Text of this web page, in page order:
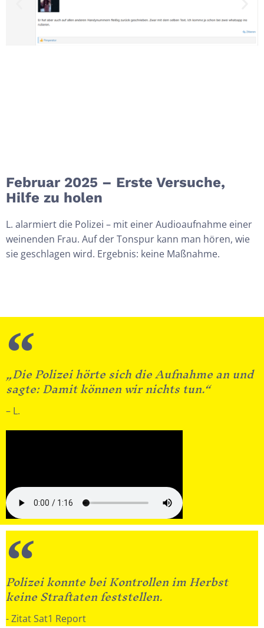
Februar 2025 – Erste Versuche,
Hilfe zu holen
L. alarmiert die Polizei – mit einer Audioaufnahme einer
weinenden Frau. Auf der Tonspur kann man hören, wie
sie geschlagen wird. Ergebnis: keine Maßnahme.
„Die Polizei hörte sich die Aufnahme an und
sagte: Damit können wir nichts tun.“
– L.
Polizei konnte bei Kontrollen im Herbst
keine Straftaten feststellen.
- Zitat Sat1 Report